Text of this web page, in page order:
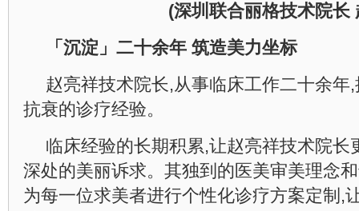
(深圳联合丽格技术院长
「沉淀」二十余年 筑造美力坐标
赵亮祥技术院长,从事临床工作二十余年
抗衰的诊疗经验。
临床经验的长期积累,让赵亮祥技术院长
深处的美丽诉求。其独到的医美审美理念
为每一位求美者进行个性化诊疗方案定制,